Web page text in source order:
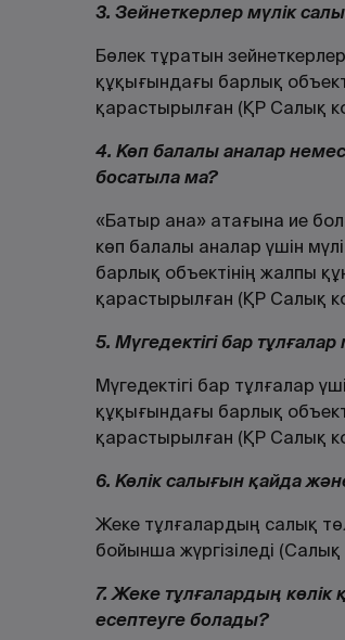
3. Зейнеткерлер мүлік
Бөлек тұратын
құқығындағы барлық
қарастырылған (ҚР Салық
4. Көп балалы аналар
босатыла ма?
«Батыр ана» атағына ие
көп балалы аналар үшін
барлық объектінің жалпы
қарастырылған (ҚР Салық
5. Мүгедектігі бар
Мүгедектігі бар тұлғалар
құқығындағы барлық
қарастырылған (ҚР Салық
6. Көлік салығын қайда
Жеке тұлғалардың салық
бойынша жүргізіледі
7. Жеке тұлғалардың
есептеуге болады?